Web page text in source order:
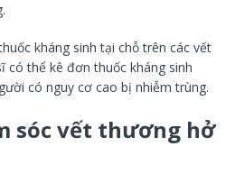
kháng sinh tại chỗ trên các vết
có thể kê đơn thuốc kháng sinh
có nguy cơ cao bị nhiễm trùng.
sóc vết thương hở